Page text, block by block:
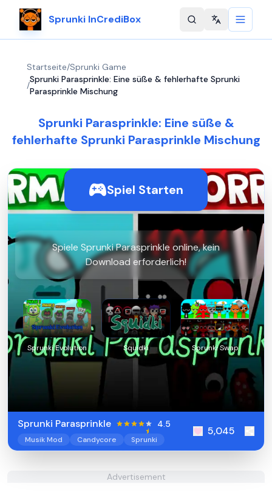
Sprunki InCrediBox Change
Startseite/Sprunki Game
/
Sprunki Parasprinkle: Eine süße & fehlerhafte Sprunki
Parasprinkle Mischung
Sprunki Parasprinkle: Eine süße &
fehlerhafte Sprunki Parasprinkle Mischung
Spiel Starten
Spiele Sprunki Parasprinkle online, kein
Download erforderlich!
Sprunki Evolution Squidki Sprunki Swap
Sprunki Parasprinkle 4.5
Musik Mod Candycore Sprunki
5,045
Advertisement